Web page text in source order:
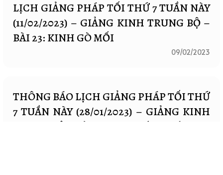
LỊCH GIẢNG PHÁP TỐI THỨ 7 TUẦN NÀY
(11/02/2023) – GIẢNG KINH TRUNG BỘ –
BÀI 23: KINH GÒ MỐI
09/02/2023
THÔNG BÁO LỊCH GIẢNG PHÁP TỐI THỨ
7 TUẦN NÀY (28/01/2023) – GIẢNG KINH
TRUNG BỘ – BÀI 21: KINH VÍ DỤ CÁI CƯA